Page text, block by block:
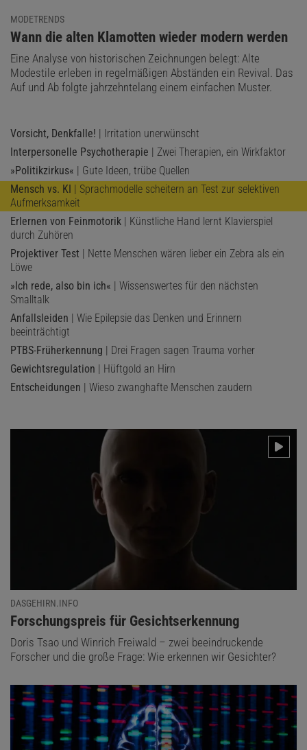
MODETRENDS
:
Wann die alten Klamotten wieder modern werden
Eine Analyse von historischen Zeichnungen belegt: Alte
Modestile erleben in regelmäßigen Abständen ein Revival. Das
Auf und Ab folgte jahrzehntelang einem einfachen Muster.
Vorsicht, Denkfalle! | Irritation unerwünscht
Interpersonelle Psychotherapie | Zwei Therapien, ein Wirkfaktor
»Politikzirkus« | Gute Ideen, trübe Quellen
Mensch vs. KI | Sprachmodelle scheitern an Test zur selektiven
Aufmerksamkeit
Erlernen von Feinmotorik | Künstliche Hand lernt Klavierspiel
durch Zuhören
Projektiver Test | Nette Menschen wären lieber ein Zebra als ein
Löwe
»Ich rede, also bin ich« | Wissenswertes für den nächsten
Smalltalk
Anfallsleiden | Wie Epilepsie das Denken und Erinnern
beeinträchtigt
PTBS-Früherkennung | Drei Fragen sagen Trauma vorher
Gewichtsregulation | Hüftgold an Hirn
Entscheidungen | Wieso zwanghafte Menschen zaudern
DASGEHIRN.INFO
:
Forschungspreis für Gesichtserkennung
Doris Tsao und Winrich Freiwald – zwei beeindruckende
Forscher und die große Frage: Wie erkennen wir Gesichter?